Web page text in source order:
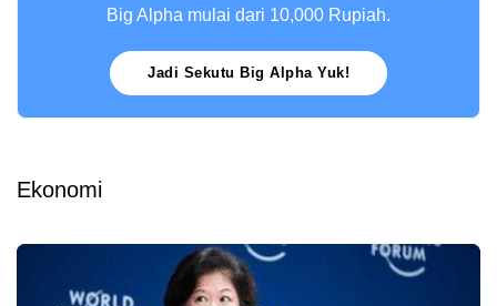
Big Alpha mulai dari 10,000 Rupiah.
Jadi Sekutu Big Alpha Yuk!
Ekonomi